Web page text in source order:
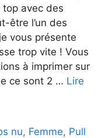
top avec des
être l’un des
vous présente
trop vite ! Vous
à imprimer sur
ce sont 2 … Lire
nu, Femme, Pull